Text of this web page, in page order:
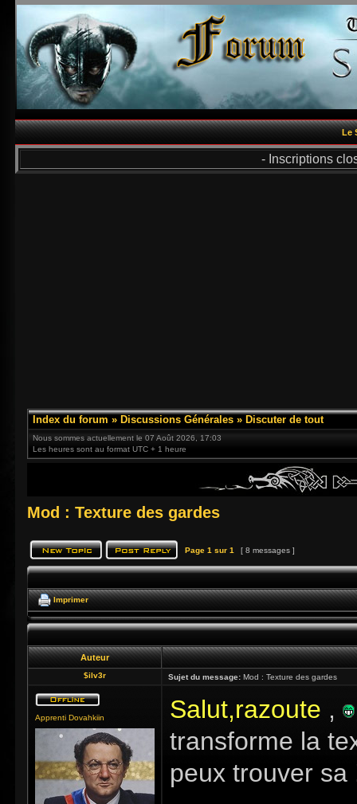
Le
- Inscriptions
Index du forum » Discussions Générales » Discuter de tout
Nous sommes actuellement le 07 Août 2026, 17:03
Les heures sont au format UTC + 1 heure
Mod : Texture des gardes
Page 1 sur 1 [ 8 messages ]
Imprimer
Auteur
$ilv3r Sujet du message: Mod : Texture des gardes
Apprenti Dovahkiin Salut,razoute ,
transforme la
peux trouver sa